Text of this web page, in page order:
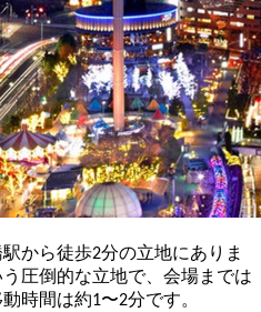
から徒歩2分の立地にありま
圧倒的な立地で、会場までは
時間は約1〜2分です。